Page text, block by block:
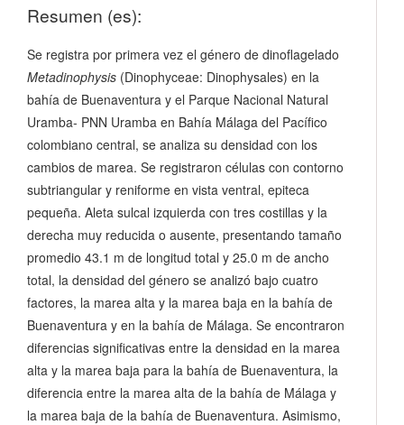
Resumen (es):
Se registra por primera vez el género de dinoflagelado
Metadinophysis (Dinophyceae: Dinophysales) en la
bahía de Buenaventura y el Parque Nacional Natural
Uramba- PNN Uramba en Bahía Málaga del Pacífico
colombiano central, se analiza su densidad con los
cambios de marea. Se registraron células con contorno
subtriangular y reniforme en vista ventral, epiteca
pequeña. Aleta sulcal izquierda con tres costillas y la
derecha muy reducida o ausente, presentando tamaño
promedio 43.1 m de longitud total y 25.0 m de ancho
total, la densidad del género se analizó bajo cuatro
factores, la marea alta y la marea baja en la bahía de
Buenaventura y en la bahía de Málaga. Se encontraron
diferencias significativas entre la densidad en la marea
alta y la marea baja para la bahía de Buenaventura, la
diferencia entre la marea alta de la bahía de Málaga y
la marea baja de la bahía de Buenaventura. Asimismo,